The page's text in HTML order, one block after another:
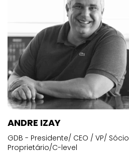
ANDRE IZAY
GDB - Presidente/ CEO / VP/ Sócio
Proprietário/C-level